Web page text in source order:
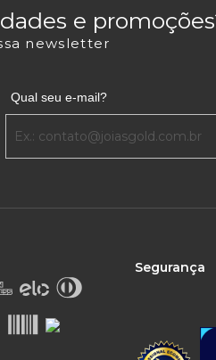
e
newsletter
Qual seu e-mail?
Segurança